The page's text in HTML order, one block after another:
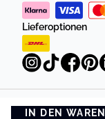
IN DEN
Lieferoptionen